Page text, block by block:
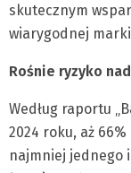
skutecznym
wiarygodnej
Rośnie ryzyko
Według raportu
2024 roku, aż
najmniej jednego